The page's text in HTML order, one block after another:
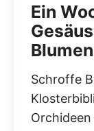
Ein
Schroffe